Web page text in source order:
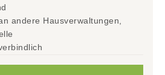
andere Hausverwaltungen,